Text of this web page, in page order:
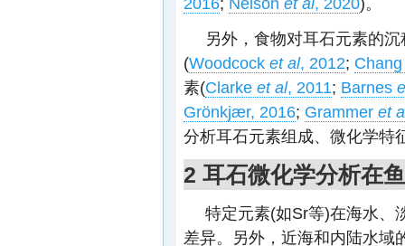
另外，食物对耳石元素的
(Woodcock et al, 2012;
素(Clarke et al, 2011; Barnes
Grönkjær, 2016; Grammer et
分析耳石元素组成、微化学特
2 耳石微化学分析在
特定元素(如Sr等)在海水、
差异。另外，近海和内陆水域